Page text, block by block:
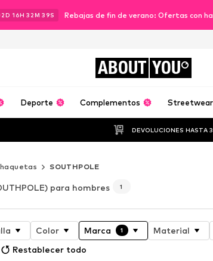
D 16H 32M 38S Rebajas de fin de verano: Ofertas con
ABOUT YOU
Deporte Complementos Streetwear
DEVOLUCIONES HASTA
SOUTHPOLE
para hombres 1
Color Marca 1 Material
Restablecer todo